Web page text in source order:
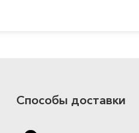
Способы доставки